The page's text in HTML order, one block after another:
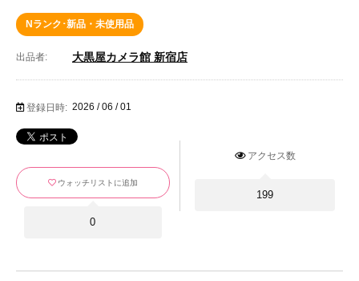
Nランク･新品・未使用品
出品者: 大黒屋カメラ館 新宿店
登録日時: 2026 / 06 / 01
アクセス数
199
ウォッチリストに追加
0